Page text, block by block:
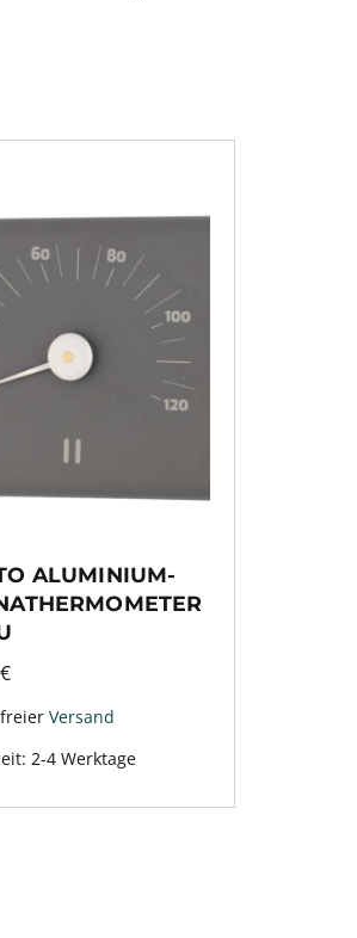
ALUMINIUM-
€
Versand
2-4 Werktage